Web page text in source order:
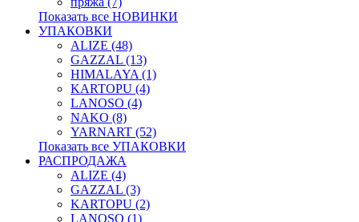
Показать все НОВИНКИ
УПАКОВКИ
ALIZE (48)
GAZZAL (13)
HIMALAYA (1)
KARTOPU (4)
LANOSO (4)
NAKO (8)
YARNART (52)
Показать все УПАКОВКИ
РАСПРОДАЖА
ALIZE (4)
GAZZAL (3)
KARTOPU (2)
LANOSO (1)